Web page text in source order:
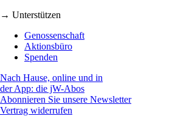
→ Unterstützen
Genossenschaft
Aktionsbüro
Spenden
Nach Hause, online und in
der App: die jW-Abos
Abonnieren Sie unsere Newsletter
Vertrag widerrufen